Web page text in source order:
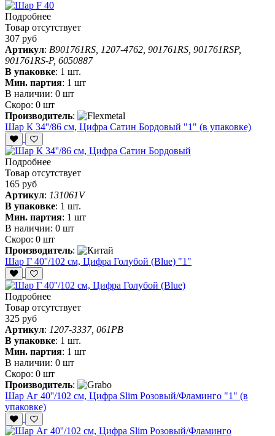
Подробнее
Товар отсутствует
307 руб
Артикул: B901761RS, 1207-4762, 901761RS, 901761RSP,
901761RS-P, 6050887
В упаковке: 1 шт.
Мин. партия: 1 шт
В наличии: 0 шт
Скоро: 0 шт
Производитель:
Шар К 34''/86 см, Цифра Сатин Бордовый "1" (в упаковке)
Подробнее
Товар отсутствует
165 руб
Артикул: 131061V
В упаковке: 1 шт.
Мин. партия: 1 шт
В наличии: 0 шт
Скоро: 0 шт
Производитель:
Шар Г 40''/102 см, Цифра Голубой (Blue) "1"
Подробнее
Товар отсутствует
325 руб
Артикул: 1207-3337, 061PB
В упаковке: 1 шт.
Мин. партия: 1 шт
В наличии: 0 шт
Скоро: 0 шт
Производитель:
Шар Аг 40''/102 см, Цифра Slim Розовый/Фламинго "1" (в
упаковке)